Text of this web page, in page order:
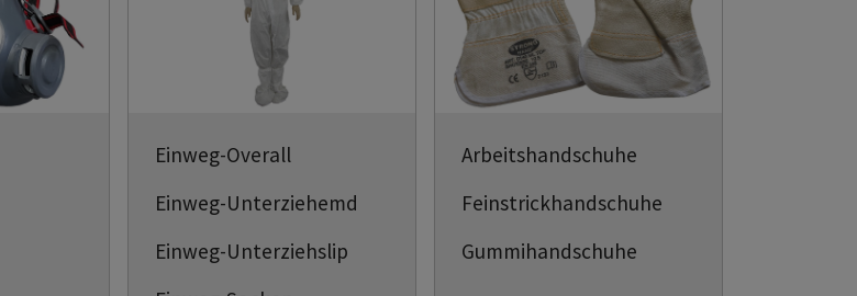
Einweg-Overall
Einweg-Unterziehemd
Einweg-Unterziehslip
Arbeitshandschuhe
Feinstrickhandschuhe
Gummihandschuhe